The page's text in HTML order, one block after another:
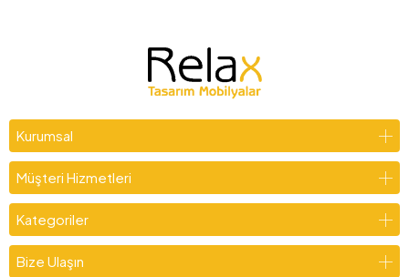
Kurumsal
Müşteri Hizmetleri
Kategoriler
Bize Ulaşın